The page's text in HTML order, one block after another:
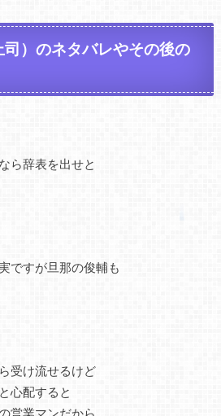
）のネタバレやその後の
ら辞表を出せと
ですが旦那の俊輔も
受け流せるけど
心配すると
営業マンだから